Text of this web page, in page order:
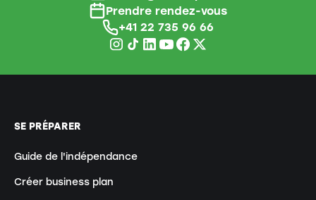
Prendre rendez-vous
+41 22 735 96 66
SE PRÉPARER
Guide de l'indépendance
Créer business plan